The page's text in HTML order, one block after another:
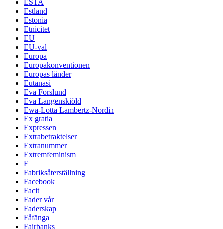
ESTA
Estland
Estonia
Etnicitet
EU
EU-val
Europa
Europakonventionen
Europas länder
Eutanasi
Eva Forslund
Eva Langenskiöld
Ewa-Lotta Lambertz-Nordin
Ex gratia
Expressen
Extrabetraktelser
Extranummer
Extremfeminism
F
Fabriksåterställning
Facebook
Facit
Fader vår
Faderskap
Fåfänga
Fairbanks